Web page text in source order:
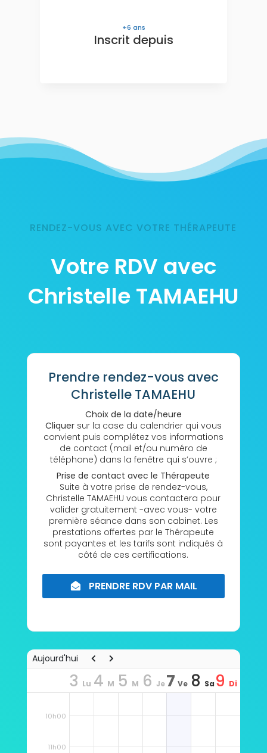
6 ans
Inscrit depuis
RENDEZ-VOUS AVEC VOTRE THÉRAPEUTE
Votre RDV avec
Christelle TAMAEHU
Prendre rendez-vous avec
Christelle TAMAEHU
Choix de la date/heure
Cliquersur la case du calendrier qui vous
convient puis complétez vos informations
de contact (mail et/ou numéro de
téléphone) dans la fenêtre qui s’ouvre ;
Prise de contact avec le Thérapeute
Suite à votre prise de rendez-vous,
Christelle TAMAEHU vous contactera pour
valider gratuitement -avec vous- votre
première séance dans son cabinet. Les
prestations offertes par le Thérapeute
sont payantes et les tarifs sont indiqués à
côté de ces certifications.
PRENDRE RDV PAR MAIL
Aujourd'hui
3 Lu 4 M 5 M 6 Je 7 Ve 8 Sa 9 Di
8h00
10h00
11h00